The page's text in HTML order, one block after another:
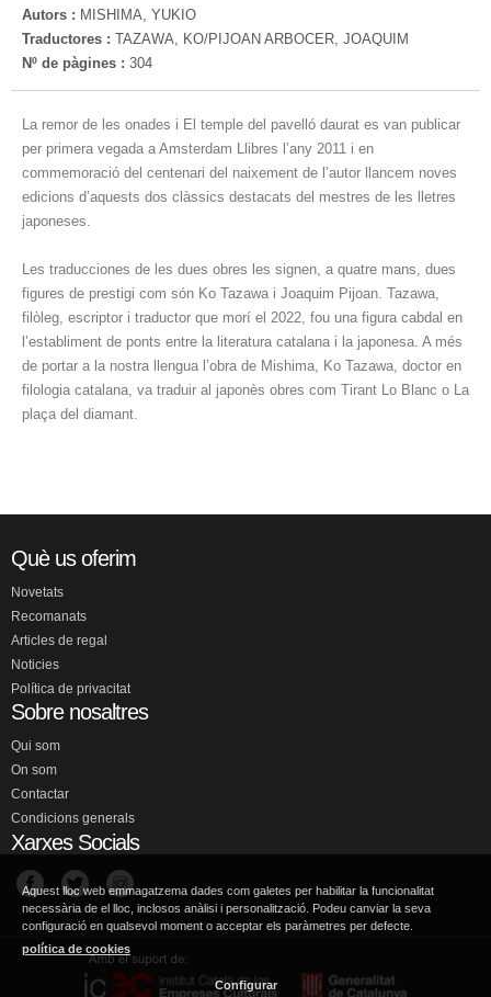
Autors : MISHIMA, YUKIO
Traductores : TAZAWA, KO/PIJOAN ARBOCER, JOAQUIM
Nº de pàgines : 304
La remor de les onades i El temple del pavelló daurat es van publicar
per primera vegada a Amsterdam Llibres l’any 2011 i en
commemoració del centenari del naixement de l’autor llancem noves
edicions d’aquests dos clàssics destacats del mestres de les lletres
japoneses.
Les traducciones de les dues obres les signen, a quatre mans, dues
figures de prestigi com són Ko Tazawa i Joaquim Pijoan. Tazawa,
filòleg, escriptor i traductor que morí el 2022, fou una figura cabdal en
l’establiment de ponts entre la literatura catalana i la japonesa. A més
de portar a la nostra llengua l’obra de Mishima, Ko Tazawa, doctor en
filologia catalana, va traduir al japonès obres com Tirant Lo Blanc o La
plaça del diamant.
Què us oferim
Novetats
Recomanats
Articles de regal
Noticies
Política de privacitat
Sobre nosaltres
Qui som
On som
Contactar
Condicions generals
Xarxes Socials
Aquest lloc web emmagatzema dades com galetes per habilitar la funcionalitat
necessària de el lloc, inclosos anàlisi i personalització. Podeu canviar la seva
configuració en qualsevol moment o acceptar els paràmetres per defecte.
política de cookies
Configurar